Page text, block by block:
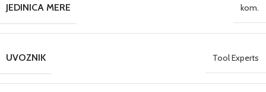
JEDINICA MERE kom.
UVOZNIK Tool Experts